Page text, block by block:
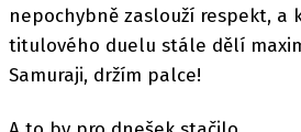
nepochybně zaslouží respekt, a
titulového duelu stále dělí
Samuraji, držím palce!